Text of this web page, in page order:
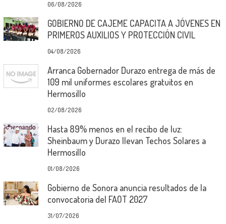
06/08/2026
GOBIERNO DE CAJEME CAPACITA A JÓVENES EN
PRIMEROS AUXILIOS Y PROTECCIÓN CIVIL
04/08/2026
Arranca Gobernador Durazo entrega de más de
109 mil uniformes escolares gratuitos en
Hermosillo
02/08/2026
Hasta 89% menos en el recibo de luz:
Sheinbaum y Durazo llevan Techos Solares a
Hermosillo
01/08/2026
Gobierno de Sonora anuncia resultados de la
convocatoria del FAOT 2027
31/07/2026